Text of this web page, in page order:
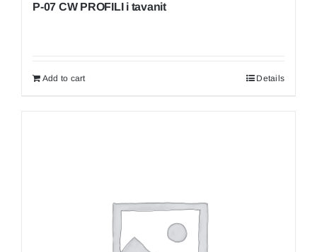
P-07 CW PROFILI i tavanit
Add to cart Details